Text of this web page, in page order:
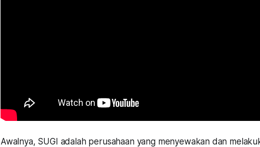
Awalnya, SUGI adalah perusahaan yang menyewakan dan